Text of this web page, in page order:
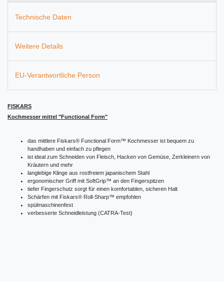
Technische Daten
Weitere Details
EU-Verantwortliche Person
FISKARS
Kochmesser mittel "Functional Form"
das mittlere Fiskars® Functional Form™ Kochmesser ist bequem zu
handhaben und einfach zu pflegen
ist ideal zum Schneiden von Fleisch, Hacken von Gemüse, Zerkleinern von
Kräutern und mehr
langlebige Klinge aus rostfreiem japanischem Stahl
ergonomischer Griff mit SoftGrip™ an den Fingerspitzen
tiefer Fingerschutz sorgt für einen komfortablen, sicheren Halt
Schärfen mit Fiskars® Roll-Sharp™ empfohlen
spülmaschinenfest
verbesserte Schneidleistung (CATRA-Test)